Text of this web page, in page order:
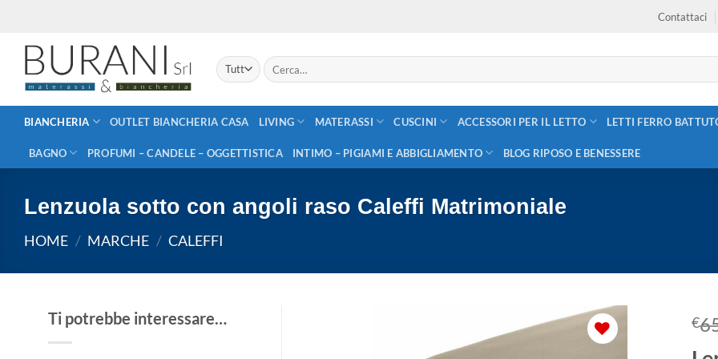
contenuti
Contattaci
Cerca:
BIANCHERIA OUTLET BIANCHERIA CASA LIVING MATERASSI CUSCINI ACCESSORI PER IL LETTO LETTI FERRO
BAGNO PROFUMI – CANDELE – OGGETTISTICA INTIMO – PIGIAMI E ABBIGLIAMENTO BLOG RIPOSO E BENESSERE
Lenzuola sotto con angoli raso Caleffi Matrimoniale
HOME / MARCHE / CALEFFI
Ti potrebbe interessare… €